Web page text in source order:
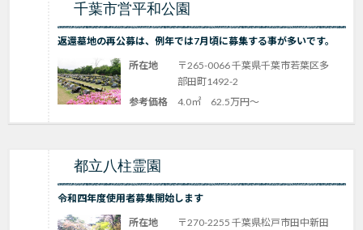
千葉市営平和公園
返還墓地の再公募は、例年では7月頃に募集する事が多いです。
所在地
〒265-0066 千葉県千葉市若葉区多
部田町1492-2
参考価格
4.0㎡ 62.5万円～
都立八柱霊園
令和四年度使用者募集開始します
所在地
〒270-2255 千葉県松戸市田中新田